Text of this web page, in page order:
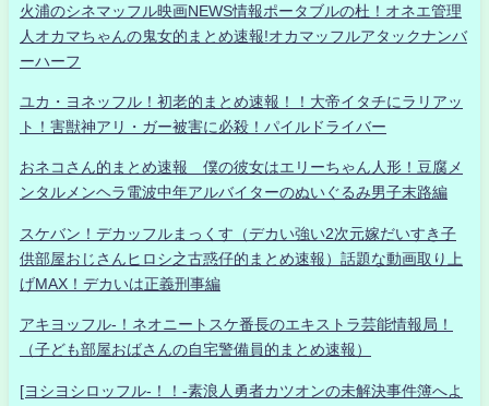
火浦のシネマッフル映画NEWS情報ポータブルの杜！オネエ管理
人オカマちゃんの鬼女的まとめ速報!オカマッフルアタックナンバ
ーハーフ
ユカ・ヨネッフル！初老的まとめ速報！！大帝イタチにラリアッ
ト！害獣神アリ・ガー被害に必殺！パイルドライバー
おネコさん的まとめ速報 僕の彼女はエリーちゃん人形！豆腐メ
ンタルメンヘラ電波中年アルバイターのぬいぐるみ男子末路編
スケバン！デカッフルまっくす（デカい強い2次元嫁だいすき子
供部屋おじさんヒロシ之古惑仔的まとめ速報）話題な動画取り上
げMAX！デカいは正義刑事編
アキヨッフル-！ネオニートスケ番長のエキストラ芸能情報局！
（子ども部屋おばさんの自宅警備員的まとめ速報）
[ヨシヨシロッフル-！！-素浪人勇者カツオンの未解決事件簿へよ